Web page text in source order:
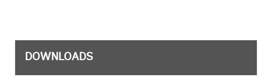
DOWNLOADS